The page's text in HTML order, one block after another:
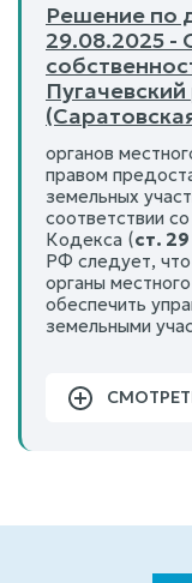
Решение по
29.08.2025 -
органов
правом
земельных
соответствии
Кодекса (ст.
РФ следует, что
органы
обеспечить
земельными